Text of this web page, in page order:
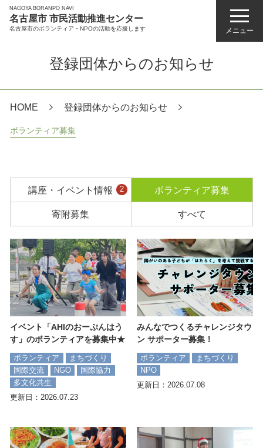
NAGOYA BORANPO NAVI
名古屋市 市民活動推進センター
名古屋市のボランティア・NPOの活動を応援します メニュー
登録団体からのお知らせ
HOME 登録団体からのお知らせ
ボランティア募集
講座・イベント情報 2 ボランティア募集
寄附募集 すべて
イベント「AHIのおーぷんはう
す」のボランティアを募集中★
ボランティア
まちづくり
国際交流
NGO
国際協力
多文化共生
更新日：2026.07.23
みんなでつくるチャレンジタウ
ン サポーター募集！
ボランティア
まちづくり
NPO
更新日：2026.07.08